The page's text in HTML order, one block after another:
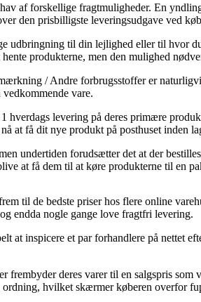
af forskellige fragtmuligheder. En
den prisbilligste leveringsudgave ved
udbringning til din lejlighed eller til hvor
produkterne, men den mulighed
/ Andre forbrugsstoffer er
vare.
hverdags levering på deres primære
at få dit nye produkt på posthuset inden
undertiden forudsætter det at der
at få dem til at køre produkterne til en
til de bedste priser hos flere online
endda nogle gange love fragtfri levering.
at inspicere et par forhandlere på nettet
frembyder deres varer til en salgspris
hvilket skærmer køberen overfor